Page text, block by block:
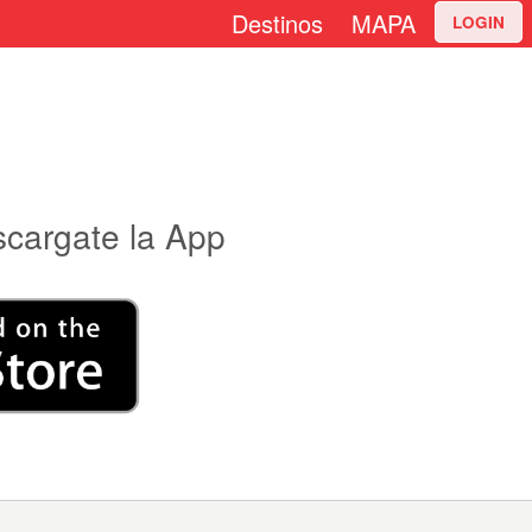
Destinos MAPA LOGIN
la App